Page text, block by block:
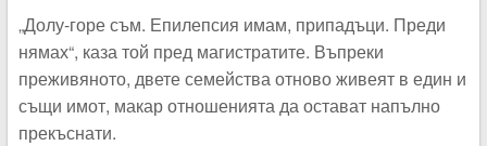
„Долу-горе съм. Епилепсия имам, припадъци. Преди
нямах“, каза той пред магистратите. Въпреки
преживяното, двете семейства отново живеят в един и
същи имот, макар отношенията да остават напълно
прекъснати.